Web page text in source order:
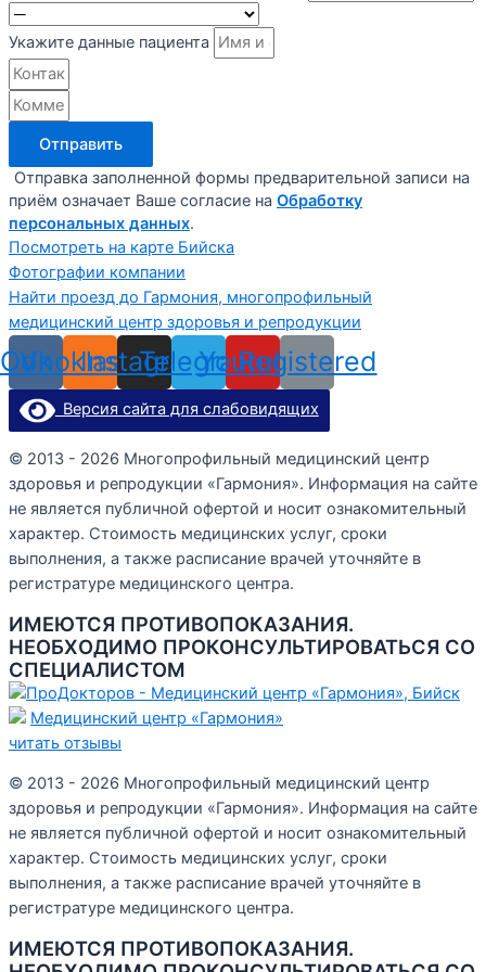
Укажите данные пациента
Отправить
Отправка заполненной формы предварительной записи на
приём означает Ваше согласие на Обработку
персональных данных.
Посмотреть на карте Бийска
Фотографии компании
Найти проезд до Гармония, многопрофильный
медицинский центр здоровья и репродукции
Vk
Odnoklassniki
Instagram
Telegram
Youtube
Registered
Версия сайта для слабовидящих
© 2013 - 2026 Многопрофильный медицинский центр
здоровья и репродукции «Гармония». Информация на сайте
не является публичной офертой и носит ознакомительный
характер. Стоимость медицинских услуг, сроки
выполнения, а также расписание врачей уточняйте в
регистратуре медицинского центра.
ИМЕЮТСЯ ПРОТИВОПОКАЗАНИЯ.
НЕОБХОДИМО ПРОКОНСУЛЬТИРОВАТЬСЯ СО
СПЕЦИАЛИСТОМ
Медицинский центр «Гармония»
читать отзывы
© 2013 - 2026 Многопрофильный медицинский центр
здоровья и репродукции «Гармония». Информация на сайте
не является публичной офертой и носит ознакомительный
характер. Стоимость медицинских услуг, сроки
выполнения, а также расписание врачей уточняйте в
регистратуре медицинского центра.
ИМЕЮТСЯ ПРОТИВОПОКАЗАНИЯ.